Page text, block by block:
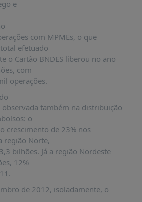
e
com MPMEs, o que
efetuado
o Cartão BNDES liberou no ano
com
operações.
observada também na distribuição
o
crescimento de 23% nos
região Norte,
bilhões. Já a região Nordeste
12%
de 2012, isoladamente, o